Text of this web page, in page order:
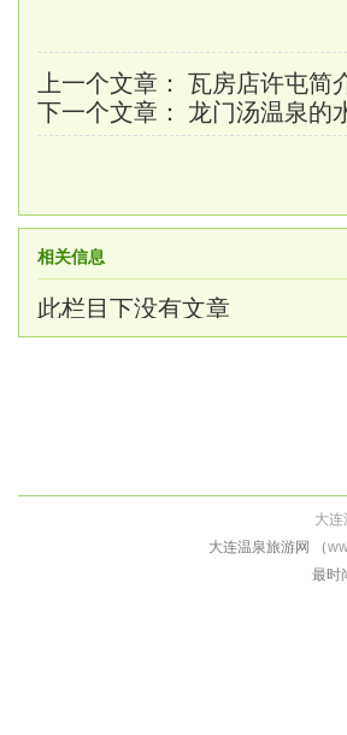
上一个文章： 瓦房店许屯简
下一个文章： 龙门汤温泉的
相关信息
此栏目下没有文章
大连
大连温泉旅游网 （
最时